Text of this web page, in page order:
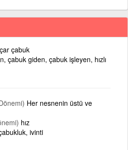
çar çabuk
çabuk giden, çabuk işleyen, hızlı
Her nesnenin üstü ve
hız
çabukluk, ivinti